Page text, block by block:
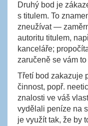
Druhý bod je
s titulem. To
zneužívat —
autoritu titulem,
kanceláře;
zaručeně se vám to
Třetí bod zakazuje
činnost, popř.
znalosti ve váš
vydělali peníze na
je využít tak, že by